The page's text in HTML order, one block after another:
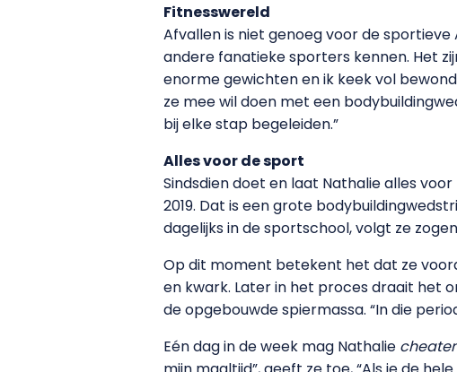
Fitnesswereld
Afvallen is niet genoeg voor de
andere fanatieke sporters kennen. Het
enorme gewichten en ik keek vol
ze mee wil doen met een
bij elke stap begeleiden.”
Alles voor de sport
Sindsdien doet en laat Nathalie alles
2019. Dat is een grote
dagelijks in de sportschool, volgt ze
Op dit moment betekent het dat ze
en kwark. Later in het proces draait het
de opgebouwde spiermassa. “In die
Eén dag in de week mag Nathalie